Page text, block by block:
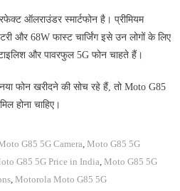
ऑलराउंडर स्मार्टफोन है। प्रीमियम
और 68W फास्ट चार्जिंग इसे उन लोगों के लिए
और पावरफुल 5G फोन चाहते हैं।
फोन खरीदने की सोच रहे हैं, तो Moto G85
होना चाहिए।
G85 5G Camera, Moto G85 5G
G85 5G Price in India, Moto G85 5G
, Motorola Moto G85 5G